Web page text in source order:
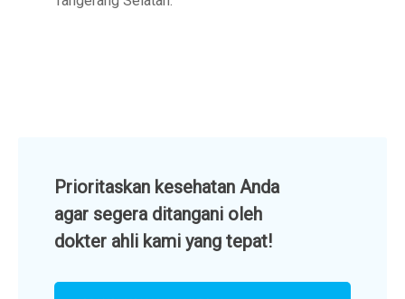
Prioritaskan kesehatan Anda
agar segera ditangani oleh
dokter ahli kami yang tepat!